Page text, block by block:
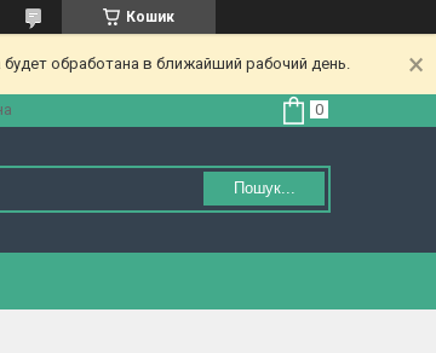
Кошик
обработана в ближайший рабочий день.
Пошук...